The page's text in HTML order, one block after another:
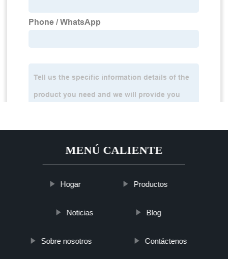
MENÚ CALIENTE
Hogar Productos
Noticias Blog
Sobre nosotros Contáctenos